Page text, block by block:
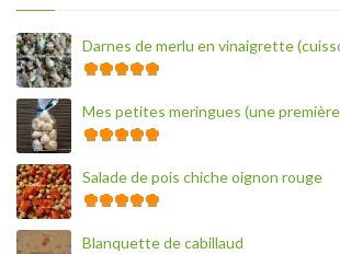
Darnes de merlu en vinaigrette
Mes petites meringues (une
Salade de pois chiche oignon rouge
Blanquette de cabillaud